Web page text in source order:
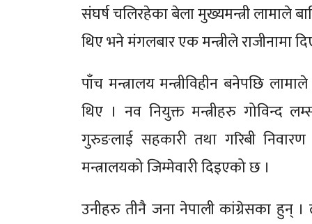
संघर्ष चलिरहेका बेला मुख्यमन्त्री लामाले
थिए भने मंगलबार एक मन्त्रीले राजीनामा
पाँच मन्त्रालय मन्त्रीविहीन बनेपछि
थिए । नव नियुक्त मन्त्रीहरु गोविन्द
गुरुङलाई सहकारी तथा गरिबी
मन्त्रालयको जिम्मेवारी दिइएको छ ।
उनीहरु तीनै जना नेपाली कांग्रेसका